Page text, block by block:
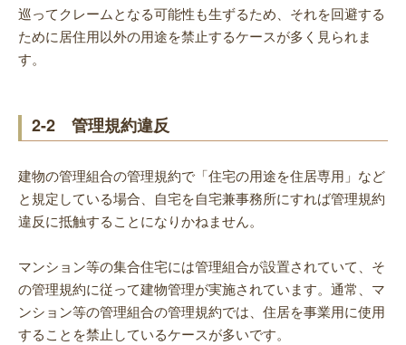
巡ってクレームとなる可能性も生ずるため、それを回避する
ために居住用以外の用途を禁止するケースが多く見られま
す。
2-2 管理規約違反
建物の管理組合の管理規約で「住宅の用途を住居専用」など
と規定している場合、自宅を自宅兼事務所にすれば管理規約
違反に抵触することになりかねません。
マンション等の集合住宅には管理組合が設置されていて、そ
の管理規約に従って建物管理が実施されています。通常、マ
ンション等の管理組合の管理規約では、住居を事業用に使用
することを禁止しているケースが多いです。